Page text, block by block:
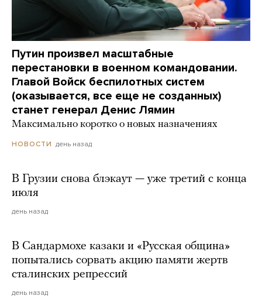
Путин произвел масштабные
перестановки в военном командовании.
Главой Войск беспилотных систем
(оказывается, все еще не созданных)
станет генерал Денис Лямин
Максимально коротко о новых назначениях
НОВОСТИ день назад
В Грузии снова блэкаут — уже третий с конца
июля
день назад
В Сандармохе казаки и «Русская община»
попытались сорвать акцию памяти жертв
сталинских репрессий
день назад